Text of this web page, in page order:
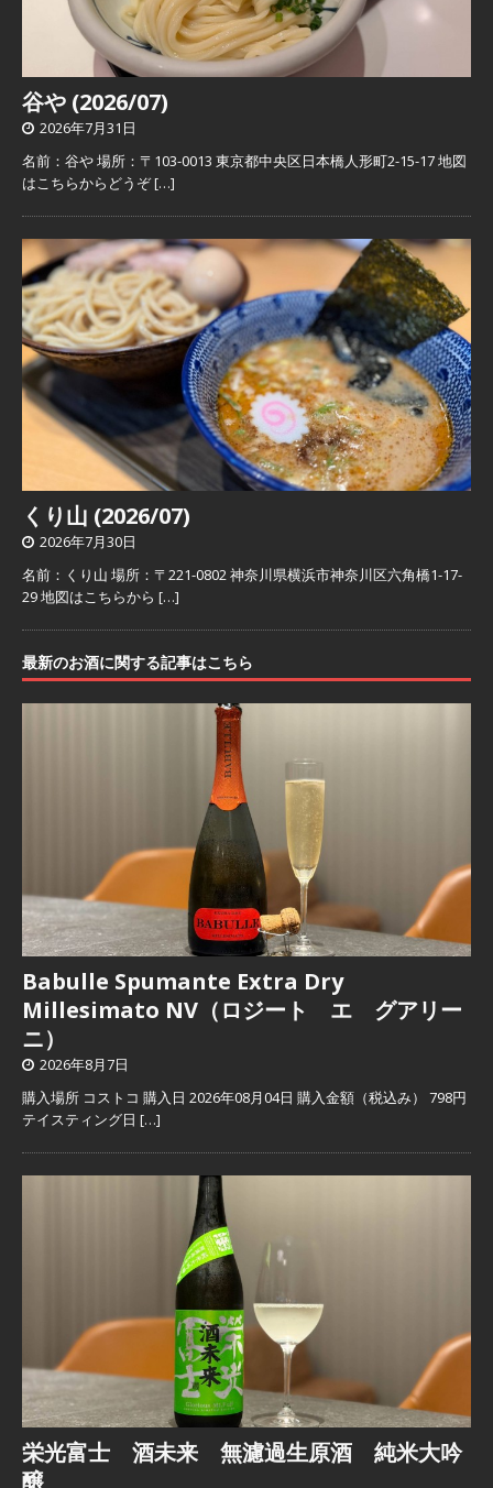
谷や (2026/07)
2026年7月31日
名前：谷や 場所：〒103-0013 東京都中央区日本橋人形町2-15-17 地図
はこちらからどうぞ[…]
くり山 (2026/07)
2026年7月30日
名前：くり山 場所：〒221-0802 神奈川県横浜市神奈川区六角橋1-17-
29 地図はこちらから […]
最新のお酒に関する記事はこちら
Babulle Spumante Extra Dry
Millesimato NV（ロジート エ グアリー
ニ）
2026年8月7日
購入場所 コストコ 購入日 2026年08月04日 購入金額（税込み） 798円
テイスティング日 […]
栄光富士 酒未来 無濾過生原酒 純米大吟
醸